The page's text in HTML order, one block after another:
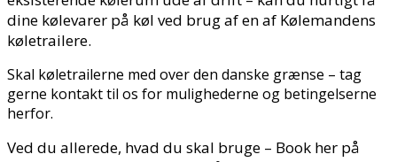
dine kølevarer på køl ved brug af en af Kølemandens
køletrailere.
Skal køletrailerne med over den danske grænse – tag
gerne kontakt til os for mulighederne og betingelserne
herfor.
Ved du allerede, hvad du skal bruge – Book her på